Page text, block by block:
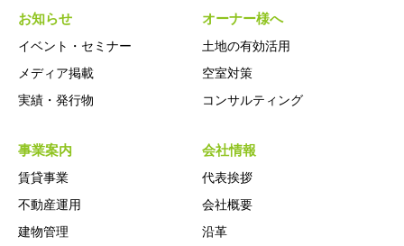
株式会社イチイお客様情報相談窓口。弊社は、個人情
定め、保護・管理を徹底してまいります。
お知らせ
イベント・セミナー
メディア掲載
実績・発行物
オーナー様へ
土地の有効活用
空室対策
コンサルティング
事業案内
賃貸事業
不動産運用
建物管理
会社情報
代表挨拶
会社概要
沿革